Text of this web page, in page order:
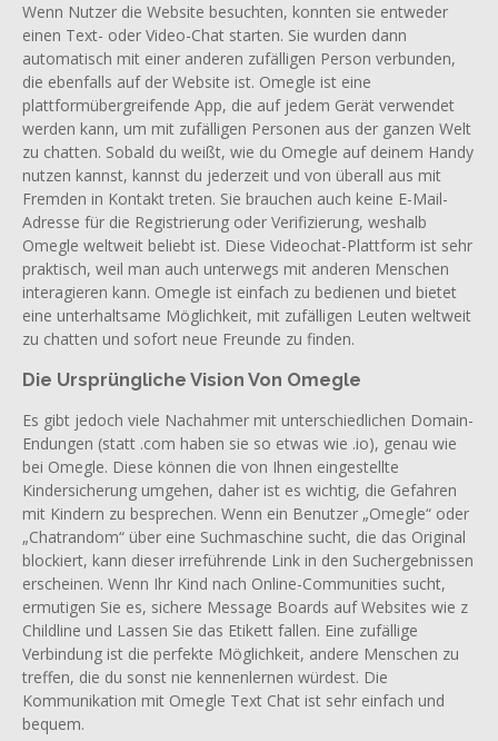
Wenn Nutzer die Website besuchten, konnten sie entweder
einen Text- oder Video-Chat starten. Sie wurden dann
automatisch mit einer anderen zufälligen Person verbunden,
die ebenfalls auf der Website ist. Omegle ist eine
plattformübergreifende App, die auf jedem Gerät verwendet
werden kann, um mit zufälligen Personen aus der ganzen Welt
zu chatten. Sobald du weißt, wie du Omegle auf deinem Handy
nutzen kannst, kannst du jederzeit und von überall aus mit
Fremden in Kontakt treten. Sie brauchen auch keine E-Mail-
Adresse für die Registrierung oder Verifizierung, weshalb
Omegle weltweit beliebt ist. Diese Videochat-Plattform ist sehr
praktisch, weil man auch unterwegs mit anderen Menschen
interagieren kann. Omegle ist einfach zu bedienen und bietet
eine unterhaltsame Möglichkeit, mit zufälligen Leuten weltweit
zu chatten und sofort neue Freunde zu finden.
Die Ursprüngliche Vision Von Omegle
Es gibt jedoch viele Nachahmer mit unterschiedlichen Domain-
Endungen (statt .com haben sie so etwas wie .io), genau wie
bei Omegle. Diese können die von Ihnen eingestellte
Kindersicherung umgehen, daher ist es wichtig, die Gefahren
mit Kindern zu besprechen. Wenn ein Benutzer „Omegle“ oder
„Chatrandom“ über eine Suchmaschine sucht, die das Original
blockiert, kann dieser irreführende Link in den Suchergebnissen
erscheinen. Wenn Ihr Kind nach Online-Communities sucht,
ermutigen Sie es, sichere Message Boards auf Websites wie z
Childline und Lassen Sie das Etikett fallen. Eine zufällige
Verbindung ist die perfekte Möglichkeit, andere Menschen zu
treffen, die du sonst nie kennenlernen würdest. Die
Kommunikation mit Omegle Text Chat ist sehr einfach und
bequem.